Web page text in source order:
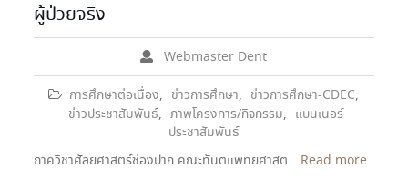
ผู้ป่วยจริง
Webmaster Dent
การศึกษาต่อเนื่อง, ข่าวการศึกษา, ข่าวการศึกษา-CDEC,
ข่าวประชาสัมพันธ์, ภาพโครงการ/กิจกรรม, แบนเนอร์
ประชาสัมพันธ์
ภาควิชาศัลยศาสตร์ช่องปาก คณะทันตแพทยศาสต
Read more